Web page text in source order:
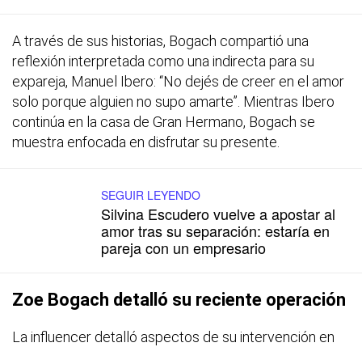
A través de sus historias, Bogach compartió una
reflexión interpretada como una indirecta para su
expareja, Manuel Ibero: “No dejés de creer en el amor
solo porque alguien no supo amarte”. Mientras Ibero
continúa en la casa de Gran Hermano, Bogach se
muestra enfocada en disfrutar su presente.
SEGUIR LEYENDO
Silvina Escudero vuelve a apostar al
amor tras su separación: estaría en
pareja con un empresario
Zoe Bogach detalló su reciente operación
La influencer detalló aspectos de su intervención en